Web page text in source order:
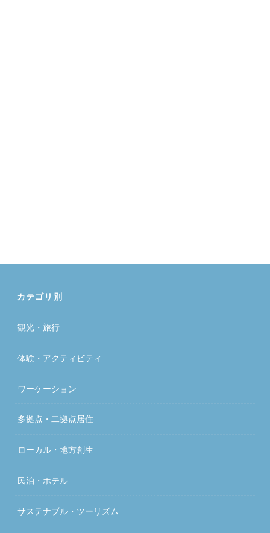
カテゴリ別
観光・旅行
体験・アクティビティ
ワーケーション
多拠点・二拠点居住
ローカル・地方創生
民泊・ホテル
サステナブル・ツーリズム